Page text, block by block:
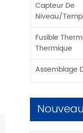
Capteur De
Niveau/
Fusible
Thermique
Assemblage